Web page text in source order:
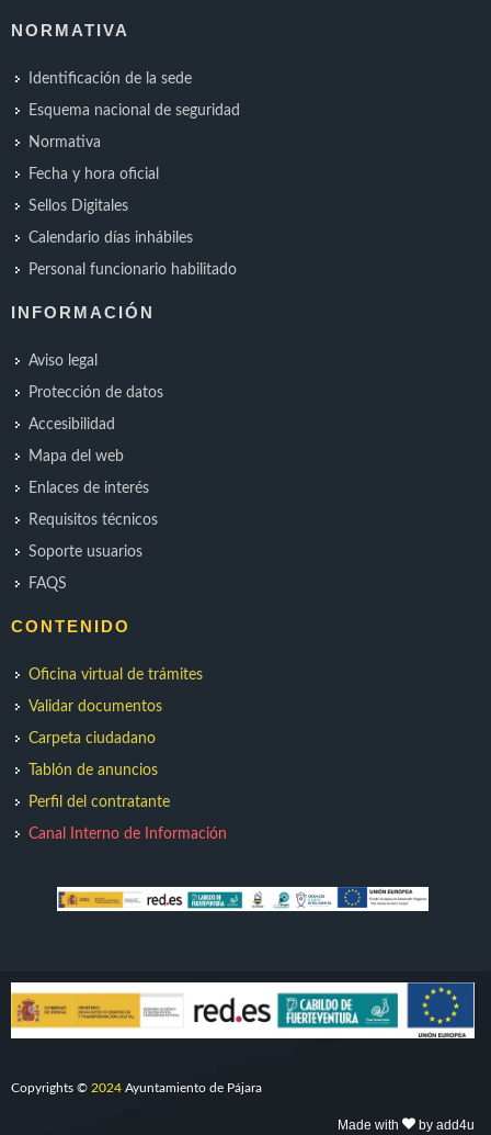
NORMATIVA
Identificación de la sede
Esquema nacional de seguridad
Normativa
Fecha y hora oficial
Sellos Digitales
Calendario días inhábiles
Personal funcionario habilitado
INFORMACIÓN
Aviso legal
Protección de datos
Accesibilidad
Mapa del web
Enlaces de interés
Requisitos técnicos
Soporte usuarios
FAQS
CONTENIDO
Oficina virtual de trámites
Validar documentos
Carpeta ciudadano
Tablón de anuncios
Perfil del contratante
Canal Interno de Información
Copyrights © 2024 Ayuntamiento de Pájara
Made with by add4u